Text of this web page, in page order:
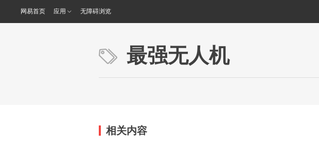
网易首页 应用 无障碍浏览
最强无人机
相关内容